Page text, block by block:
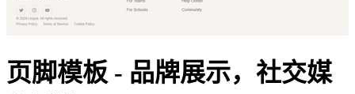
页脚模板 - 品牌展示，社交媒